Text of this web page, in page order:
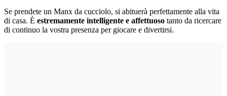
Se prendete un Manx da cucciolo, si abituerà perfettamente alla vita
di casa. È estremamente intelligente e affettuoso tanto da ricercare
di continuo la vostra presenza per giocare e divertirsi.